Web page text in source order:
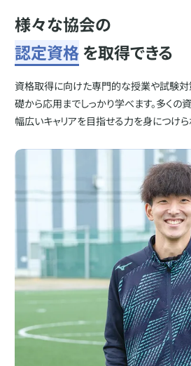
様々な協会の
認定資格 を取得できる
資格取得に向けた専門的な授業や試験対
礎から応用までしっかり学べます。多くの
幅広いキャリアを目指せる力を身につけら